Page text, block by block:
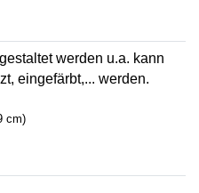
werden u.a. kann
eingefärbt,... werden.
cm)